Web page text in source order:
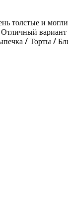
толстые и
/ Торты /